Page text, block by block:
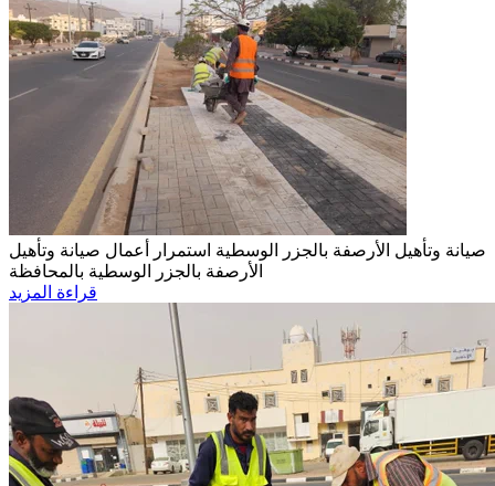
صيانة وتأهيل الأرصفة بالجزر الوسطية استمرار أعمال صيانة وتأهيل
الأرصفة بالجزر الوسطية بالمحافظة
قراءة المزيد